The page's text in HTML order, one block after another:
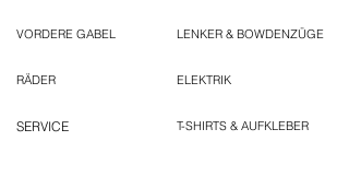
VORDERE GABEL
RÄDER
SERVICE
LENKER & BOWDENZÜGE
ELEKTRIK
T-SHIRTS & AUFKLEBER